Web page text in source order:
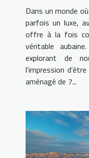
Dans un monde
parfois un luxe,
offre à la fois
véritable
explorant de
l'impression
aménagé de 7...